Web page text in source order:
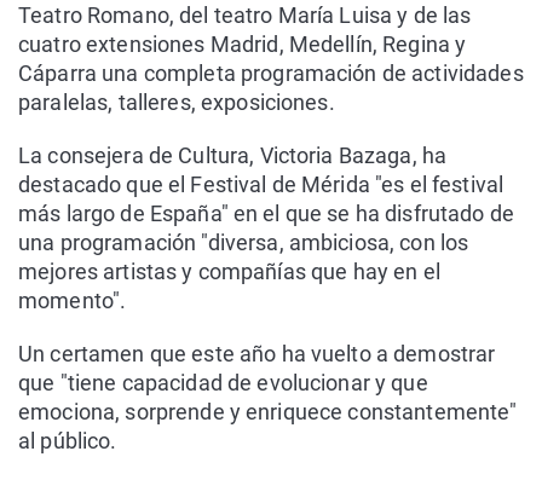
Teatro Romano, del teatro María Luisa y de las
cuatro extensiones Madrid, Medellín, Regina y
Cáparra una completa programación de actividades
paralelas, talleres, exposiciones.
La consejera de Cultura, Victoria Bazaga, ha
destacado que el Festival de Mérida "es el festival
más largo de España" en el que se ha disfrutado de
una programación "diversa, ambiciosa, con los
mejores artistas y compañías que hay en el
momento".
Un certamen que este año ha vuelto a demostrar
que "tiene capacidad de evolucionar y que
emociona, sorprende y enriquece constantemente"
al público.